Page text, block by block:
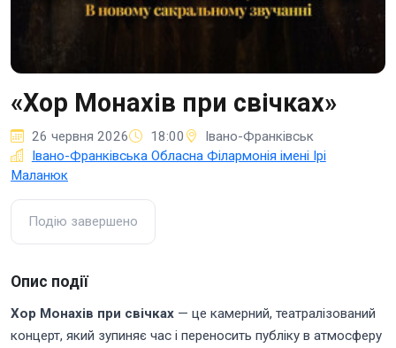
«Хор Монахів при свічках»
26 червня 2026 18:00
Івано-Франківськ
Івано-Франківська Обласна Філармонія імені Ірі
Маланюк
Подію завершено
Опис події
Хор Монахів при свічках — це камерний, театралізований
концерт, який зупиняє час і переносить публіку в атмосферу